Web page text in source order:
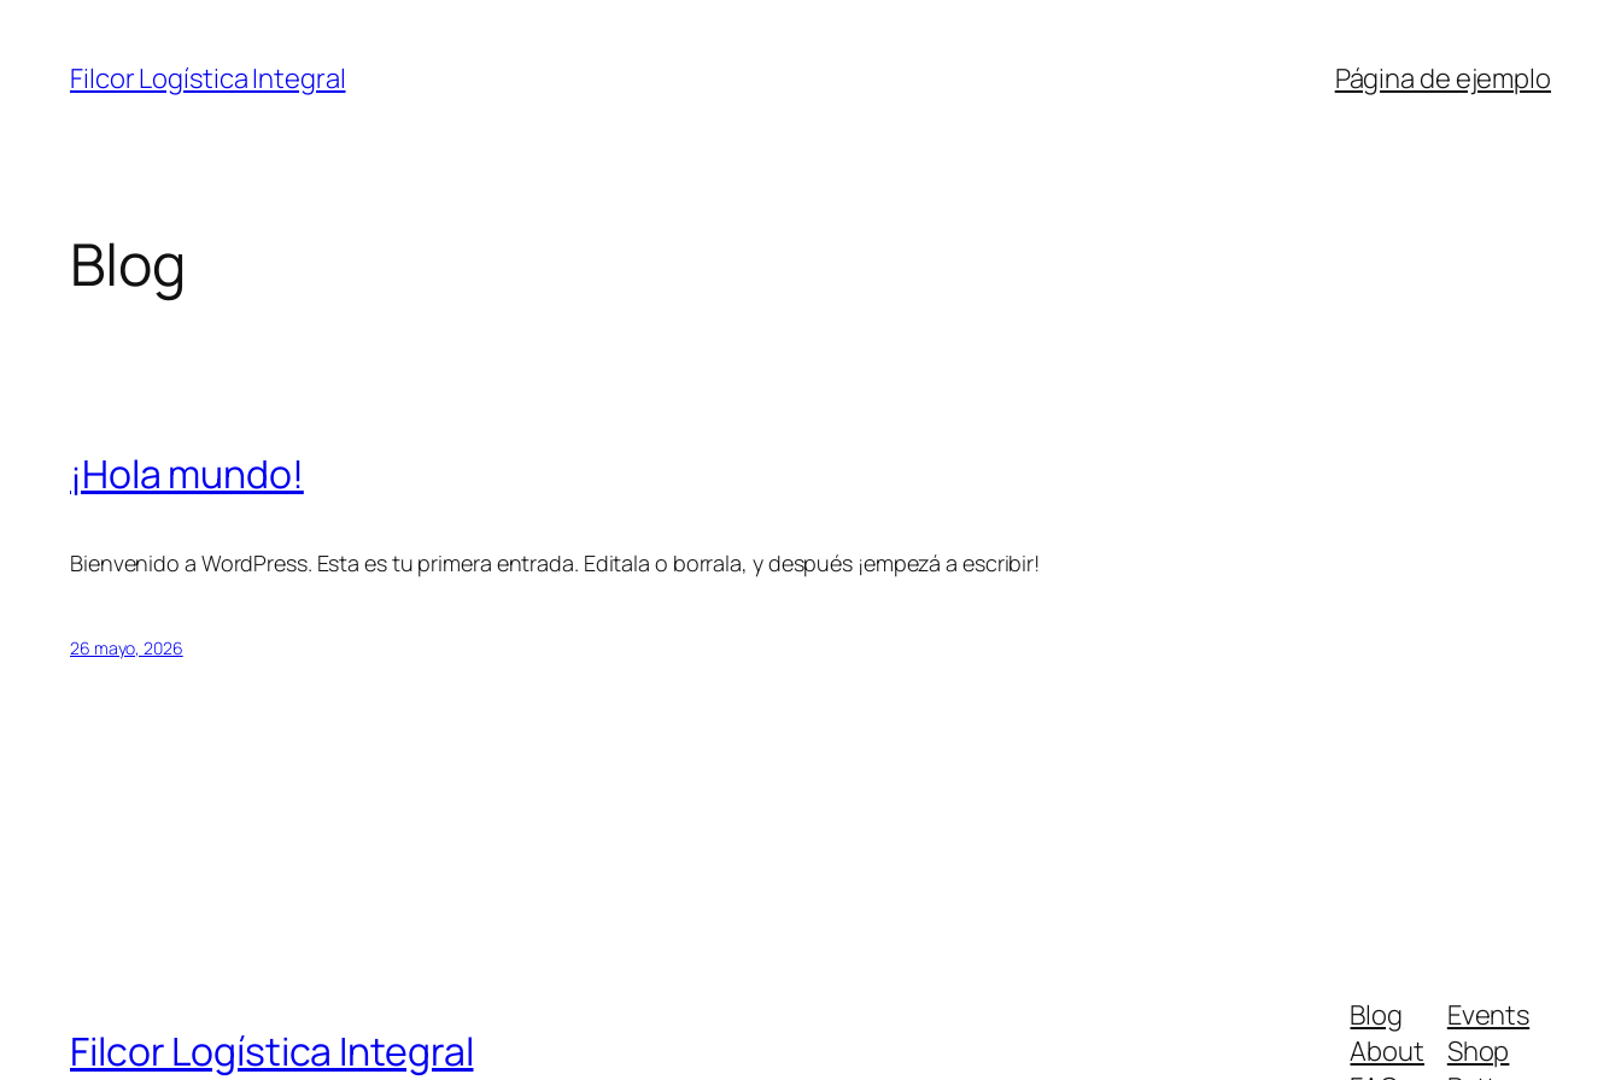
contenido
Filcor Logística Integral Página de ejemplo
Blog
¡Hola mundo!
Bienvenido a WordPress. Esta es tu primera entrada. Editala o borrala, y después ¡empezá a escribir!
26 mayo, 2026
Filcor Logística Integral
Blog
About
Events
Shop